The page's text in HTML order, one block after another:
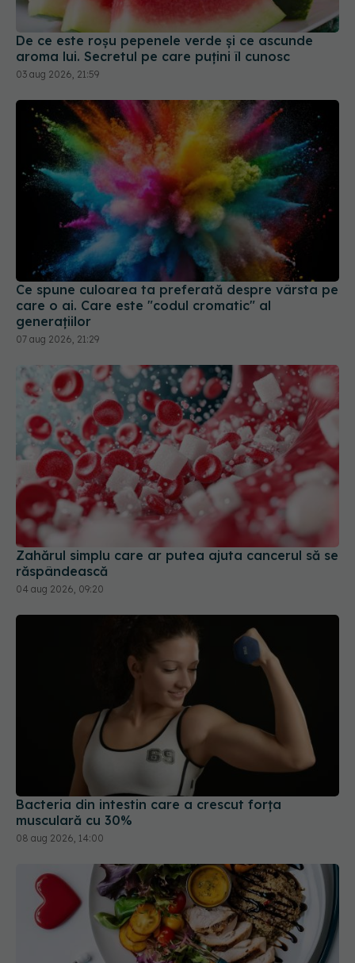
De ce este roșu pepenele verde și ce ascunde
aroma lui. Secretul pe care puțini îl cunosc
03 aug 2026, 21:59
Ce spune culoarea ta preferată despre vârsta pe
care o ai. Care este "codul cromatic" al
generațiilor
07 aug 2026, 21:29
Zahărul simplu care ar putea ajuta cancerul să se
răspândească
04 aug 2026, 09:20
Bacteria din intestin care a crescut forța
musculară cu 30%
08 aug 2026, 14:00